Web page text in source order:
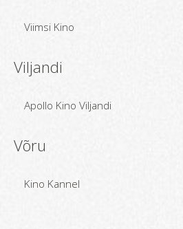
Viimsi Kino
Viljandi
Apollo Kino Viljandi
Võru
Kino Kannel